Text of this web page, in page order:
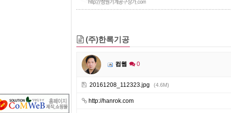
(주)한록기공
컴웹 0
20161208_112323.jpg (4.6M)
http://hanrok.com